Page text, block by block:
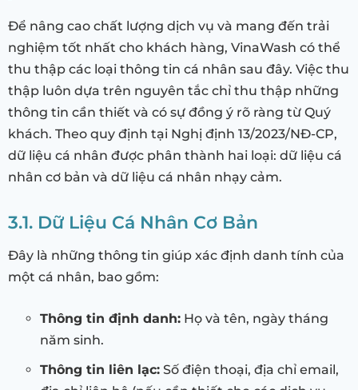
Để nâng cao chất lượng dịch vụ và mang đến trải
nghiệm tốt nhất cho khách hàng, VinaWash có thể
thu thập các loại thông tin cá nhân sau đây. Việc thu
thập luôn dựa trên nguyên tắc chỉ thu thập những
thông tin cần thiết và có sự đồng ý rõ ràng từ Quý
khách. Theo quy định tại Nghị định 13/2023/NĐ-CP,
dữ liệu cá nhân được phân thành hai loại: dữ liệu cá
nhân cơ bản và dữ liệu cá nhân nhạy cảm.
3.1. Dữ Liệu Cá Nhân Cơ Bản
Đây là những thông tin giúp xác định danh tính của
một cá nhân, bao gồm:
Thông tin định danh: Họ và tên, ngày tháng
năm sinh.
Thông tin liên lạc: Số điện thoại, địa chỉ email,